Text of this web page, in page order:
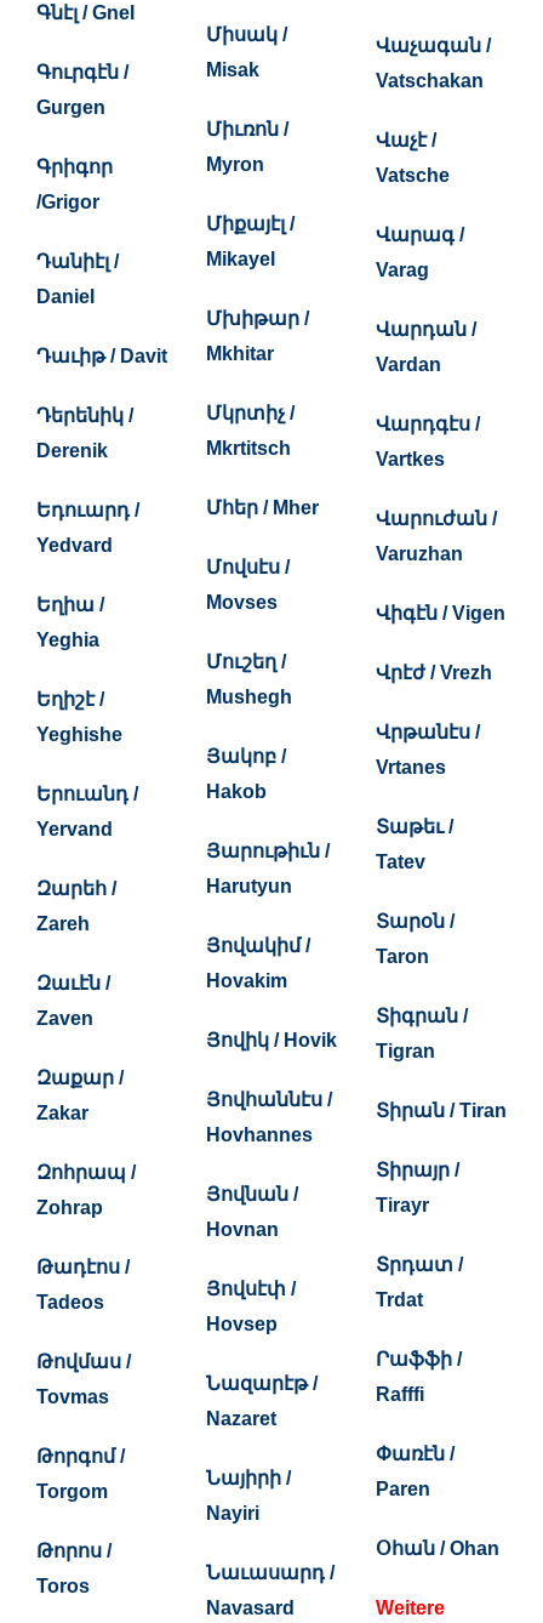
Գնէլ / Gnel
Գուրգէն /
Gurgen
Գրիգոր
/Grigor
Դանիէլ /
Daniel
Դաւիթ / Davit
Դերենիկ /
Derenik
Եդուարդ /
Yedvard
Եղիա /
Yeghia
Եղիշէ /
Yeghishe
Երուանդ /
Yervand
Զարեհ /
Zareh
Զաւէն /
Zaven
Զաքար /
Zakar
Զոհրապ /
Zohrap
Թադէոս /
Tadeos
Թովմաս /
Tovmas
Թորգոմ /
Torgom
Թորոս /
Toros
Միսակ /
Misak
Միւռոն /
Myron
Միքայէլ /
Mikayel
Մխիթար /
Mkhitar
Մկրտիչ /
Mkrtitsch
Մհեր / Mher
Մովսէս /
Movses
Մուշեղ /
Mushegh
Յակոբ /
Hakob
Յարութիւն /
Harutyun
Յովակիմ /
Hovakim
Յովիկ / Hovik
Յովհաննէս /
Hovhannes
Յովնան /
Hovnan
Յովսէփ /
Hovsep
Նազարէթ /
Nazaret
Նայիրի /
Nayiri
Նաւասարդ /
Navasard
Վաչագան /
Vatschakan
Վաչէ /
Vatsche
Վարագ /
Varag
Վարդան /
Vardan
Վարդգէս /
Vartkes
Վարուժան /
Varuzhan
Վիգէն / Vigen
Վրէժ / Vrezh
Վրթանէս /
Vrtanes
Տաթեւ /
Tatev
Տարօն /
Taron
Տիգրան /
Tigran
Տիրան / Tiran
Տիրայր /
Tirayr
Տրդատ /
Trdat
Րաֆֆի /
Rafffi
Փառէն /
Paren
Օհան / Ohan
Weitere